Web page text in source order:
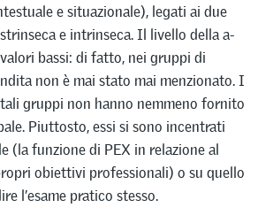
e situazionale), legati ai due
e intrinseca. Il livello della a-
bassi: di fatto, nei gruppi di
non è mai stato mai menzionato. I
gruppi non hanno nemmeno fornito
Piuttosto, essi si sono incentrati
(la funzione di PEX in relazione al
obiettivi professionali) o su quello
l’esame pratico stesso.